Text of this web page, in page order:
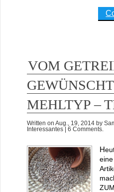
VOM
MEHLTYP –
Written on Aug., 19, 2014 by
Interessantes
| 6 Comments.
Heute möchte ich Euch auf